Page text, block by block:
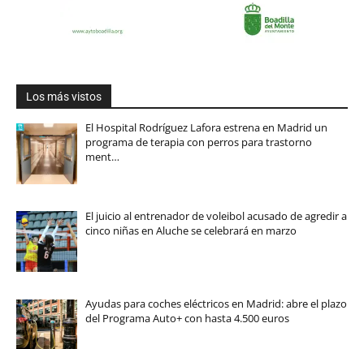
Los más vistos
El Hospital Rodríguez Lafora estrena en Madrid un
programa de terapia con perros para trastorno
ment…
El juicio al entrenador de voleibol acusado de agredir a
cinco niñas en Aluche se celebrará en marzo
Ayudas para coches eléctricos en Madrid: abre el plazo
del Programa Auto+ con hasta 4.500 euros